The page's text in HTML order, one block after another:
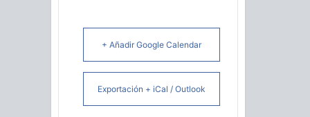
+ Añadir Google Calendar
Exportación + iCal / Outlook